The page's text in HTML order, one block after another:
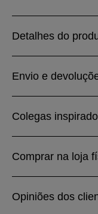
Detalhes do
Envio e
Colegas
Comprar na loja
Opiniões dos